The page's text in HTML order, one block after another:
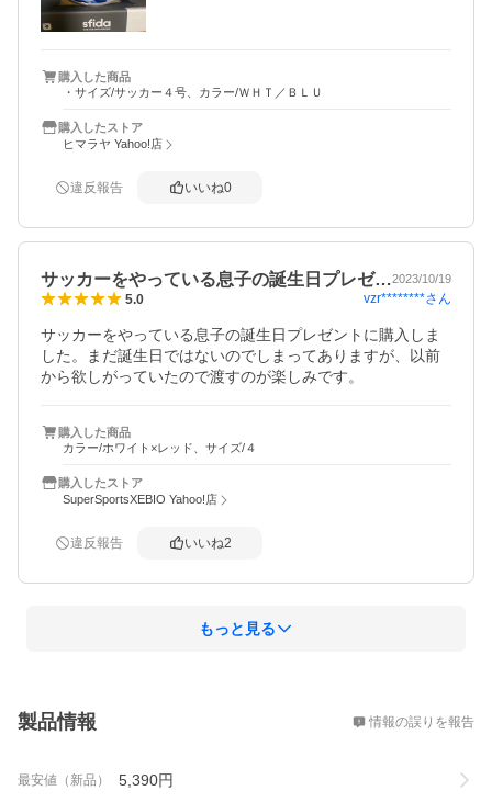
購入した商品
・サイズ/サッカー４号、カラー/ＷＨＴ／ＢＬＵ
購入したストア
ヒマラヤ Yahoo!店
違反報告 いいね0
サッカーをやっている息子の誕生日プレゼ…2023/10/19
5.0 vzr********さん
サッカーをやっている息子の誕生日プレゼントに購入しま
した。まだ誕生日ではないのでしまってありますが、以前
から欲しがっていたので渡すのが楽しみです。
購入した商品
カラー/ホワイト×レッド、サイズ/４
購入したストア
SuperSportsXEBIO Yahoo!店
違反報告 いいね2
もっと見る
製品情報 情報の誤りを報告
最安値（新品） 5,390円